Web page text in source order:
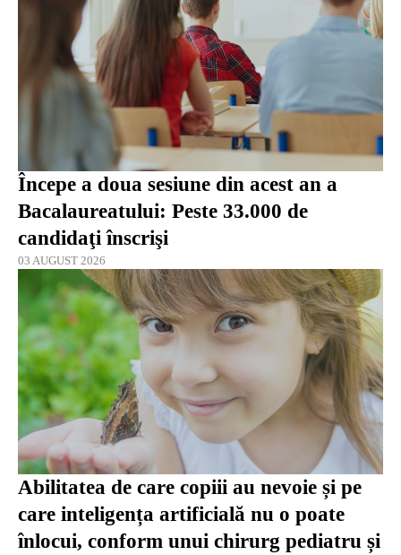
Începe a doua sesiune din acest an a
Bacalaureatului: Peste 33.000 de
candidaţi înscrişi
03 AUGUST 2026
Abilitatea de care copiii au nevoie și pe
care inteligența artificială nu o poate
înlocui, conform unui chirurg pediatru și